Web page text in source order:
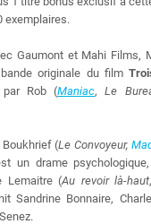
exemplaires.
Gaumont et Mahi Films,
originale du film
par Rob (Maniac,Le
Boukhrief (Le Convoyeur,
un drame
Lemaitre (Au revoir là-haut
Sandrine Bonnaire,